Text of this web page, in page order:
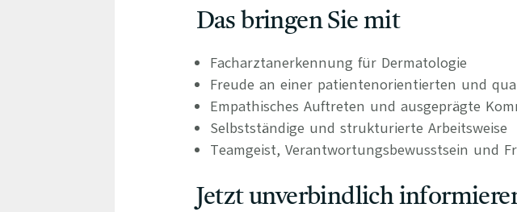
Das bringen Sie mit
Facharztanerkennung für Dermatologie
Freude an einer patientenorientierten und
Empathisches Auftreten und ausgeprägte
Selbstständige und strukturierte Arbeitsweise
Teamgeist, Verantwortungsbewusstsein und
Jetzt unverbindlich